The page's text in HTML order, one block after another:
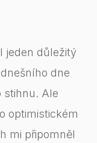
jeden důležitý
dne
stihnu. Ale
optimistickém
mi připomněl